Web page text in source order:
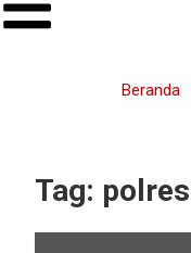
Beranda
Tag: